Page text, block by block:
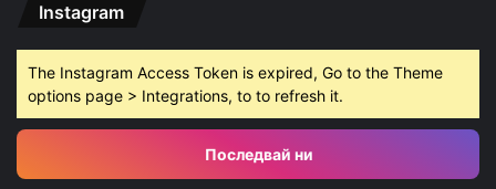
Instagram
The Instagram Access Token is expired, Go to the Theme
options page > Integrations, to to refresh it.
Последвай ни